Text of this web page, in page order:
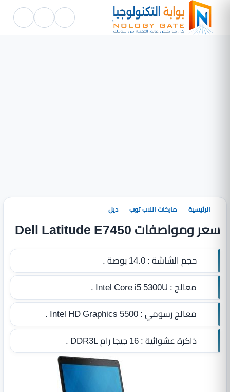
الرئيسية ماركات اللاب توب ديل
سعر ومواصفات Dell Latitude E7450
حجم الشاشة :14.0 بوصة .
معالج :Intel Core i5 5300U .
معالج رسومي :Intel HD Graphics 5500 .
ذاكرة عشوائية :16 جيجا رام DDR3L .